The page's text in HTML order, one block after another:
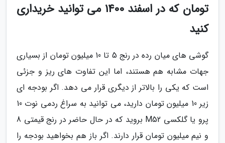
تومان که در اسفند 1400 می توانید خریداری
کنید
گوشی های میان رده در رنج 5 تا 10 میلیون تومان از بسیاری
جهات مشابه هم هستند، اما این تفاوت های ریز و جزئی
است که یکی را بالاتر از دیگری قرار می دهد. اگر بودجه ای
زیر 10 میلیون تومان دارید، می توانید به سراغ ردمی نوت 10
پرو یا گلکسی M52 بروید که در حال حاضر در رنج قیمتی 8
و نیم میلیون تومان قرار دارند. اگر باز هم بخواهید بودجه را